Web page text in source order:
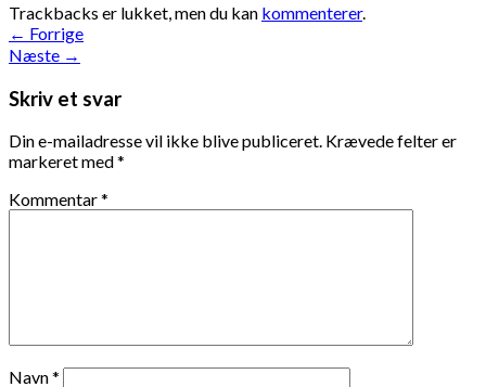
Trackbacks er lukket, men du kan kommenterer.
← Forrige
Næste →
Skriv et svar
Din e-mailadresse vil ikke blive publiceret. Krævede felter er
markeret med*
Kommentar*
Navn*